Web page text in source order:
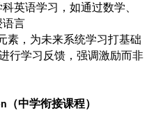
英语学习，如通过数学、
语言
素，为未来系统学习打基础
行学习反馈，强调激励而非
（中学衔接课程）